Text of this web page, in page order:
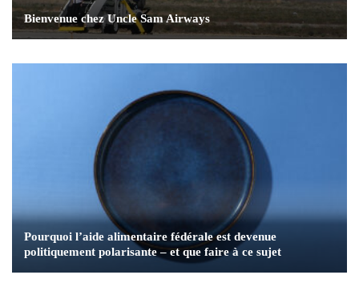
Bienvenue chez Uncle Sam Airways
Pourquoi l’aide alimentaire fédérale est devenue
politiquement polarisante – et que faire à ce sujet